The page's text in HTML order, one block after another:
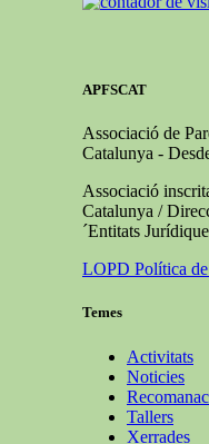
APFSCAT
Associació de
Catalunya -
Associació
Catalunya /
´Entitats
LOPD Política
Temes
Activitats
Noticies
Tallers
Xerrades